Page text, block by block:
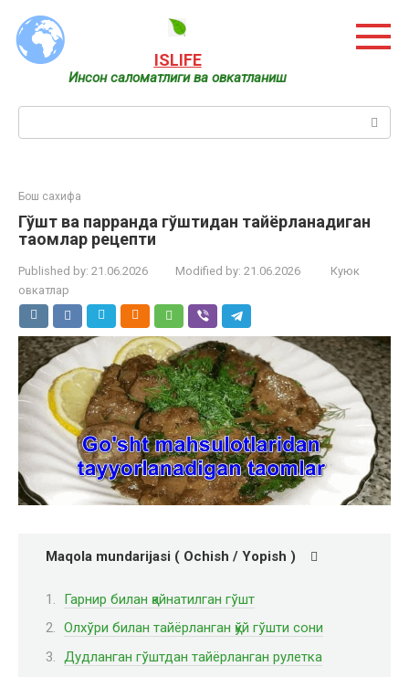
content
ISLIFE
Инсон саломатлиги ва овкатланиш
Search:
Бош сахифа
Гўшт ва парранда гўштидан тайёрланадиган
таомлар рецепти
Published by: 21.06.2026 Modified by: 21.06.2026
Куюк
овкатлар
Maqola mundarijasi ( Ochish / Yopish )
Гарнир билан қайнатилган гўшт
Олхўри билан тайёрланган қўй гўшти сони
Дудланган гўштдан тайёрланган рулетка